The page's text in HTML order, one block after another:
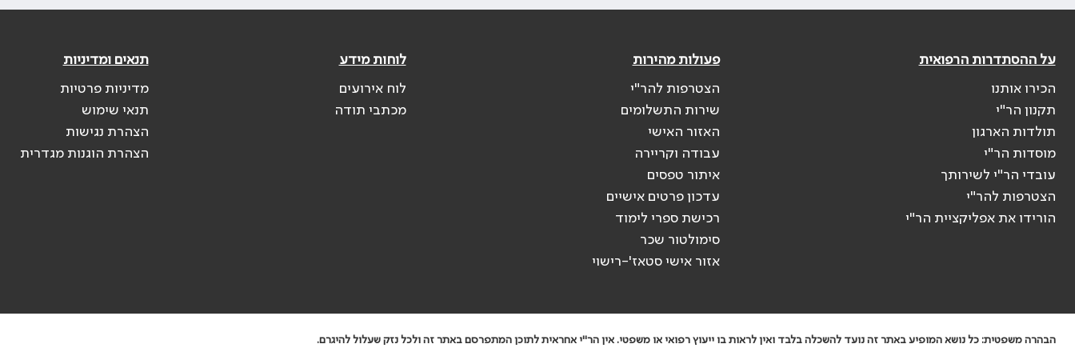
על ההסתדרות הרפואית
הכירו אותנו
תקנון הר"י
תולדות הארגון
מוסדות הר"י
עובדי הר"י לשירותך
הצטרפות להר"י
הורידו את אפליקציית הר"י
פעולות מהירות
הצטרפות להר"י
שירות התשלומים
האזור האישי
עבודה וקריירה
איתור טפסים
עדכון פרטים אישיים
רכישת ספרי לימוד
סימולטור שכר
אזור אישי סטאז'-רישוי
לוחות מידע
לוח אירועים
מכתבי תודה
תנאים ומדיניות
מדיניות פרטיות
תנאי שימוש
הצהרת נגישות
הצהרת הוגנות מגדרית
הבהרה משפטית: כל נושא המופיע באתר זה נועד להשכלה בלבד ואין לראות בו ייעוץ רפואי או משפטי. אין הר"י אחראית לתוכן המתפרסם באתר זה ולכל נזק שעלול להיגרם.